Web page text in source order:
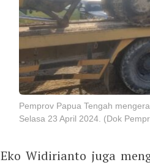
Pemprov Papua Tengah
Selasa 23 April 2024. (Dok
Eko Widirianto juga